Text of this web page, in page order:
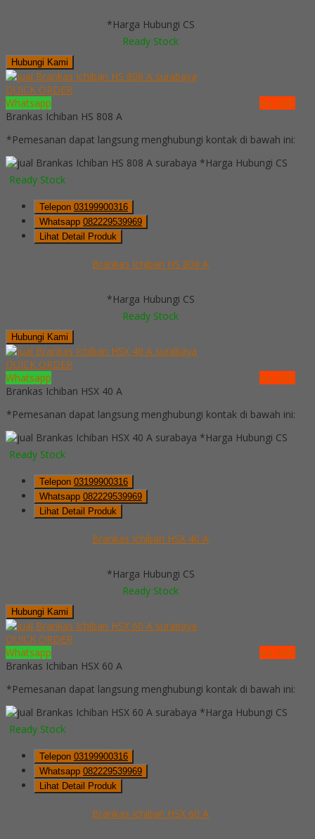
*Harga Hubungi CS
Ready Stock
Hubungi Kami
QUICK ORDER
Whatsapp
via SMS
Brankas Ichiban HS 808 A
*Pemesanan dapat langsung menghubungi kontak di bawah ini:
*Harga Hubungi CS
Ready Stock
Telepon 03199900316
Whatsapp 082229539969
Lihat Detail Produk
Brankas Ichiban HS 808 A
*Harga Hubungi CS
Ready Stock
Hubungi Kami
QUICK ORDER
Whatsapp
via SMS
Brankas Ichiban HSX 40 A
*Pemesanan dapat langsung menghubungi kontak di bawah ini:
*Harga Hubungi CS
Ready Stock
Telepon 03199900316
Whatsapp 082229539969
Lihat Detail Produk
Brankas Ichiban HSX 40 A
*Harga Hubungi CS
Ready Stock
Hubungi Kami
QUICK ORDER
Whatsapp
via SMS
Brankas Ichiban HSX 60 A
*Pemesanan dapat langsung menghubungi kontak di bawah ini:
*Harga Hubungi CS
Ready Stock
Telepon 03199900316
Whatsapp 082229539969
Lihat Detail Produk
Brankas Ichiban HSX 60 A